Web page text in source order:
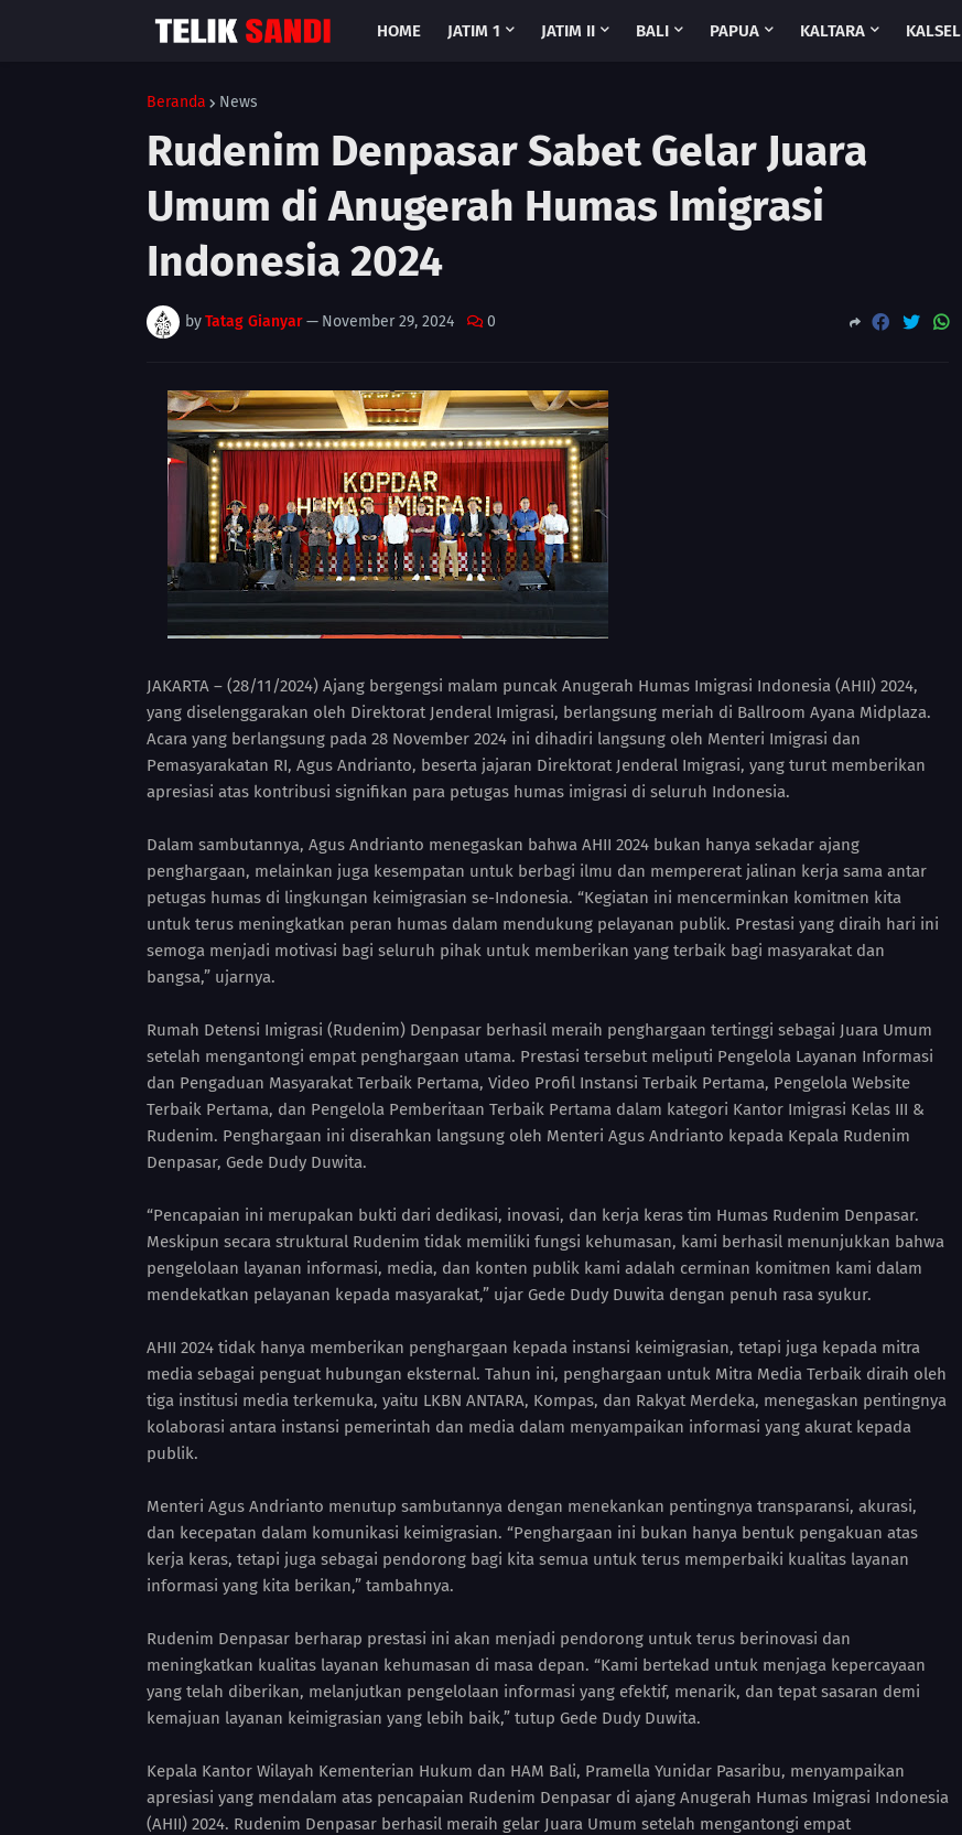
HOME JATIM 1 JATIM II BALI PAPUA KALTARA KALSEL
Beranda News
Rudenim Denpasar Sabet Gelar Juara
Umum di Anugerah Humas Imigrasi
Indonesia 2024
byTatag Gianyar— November 29, 2024 0
JAKARTA – (28/11/2024) Ajang bergengsi malam puncak Anugerah Humas Imigrasi Indonesia (AHII) 2024,
yang diselenggarakan oleh Direktorat Jenderal Imigrasi, berlangsung meriah di Ballroom Ayana Midplaza.
Acara yang berlangsung pada 28 November 2024 ini dihadiri langsung oleh Menteri Imigrasi dan
Pemasyarakatan RI, Agus Andrianto, beserta jajaran Direktorat Jenderal Imigrasi, yang turut memberikan
apresiasi atas kontribusi signifikan para petugas humas imigrasi di seluruh Indonesia.
Dalam sambutannya, Agus Andrianto menegaskan bahwa AHII 2024 bukan hanya sekadar ajang
penghargaan, melainkan juga kesempatan untuk berbagi ilmu dan mempererat jalinan kerja sama antar
petugas humas di lingkungan keimigrasian se-Indonesia. “Kegiatan ini mencerminkan komitmen kita
untuk terus meningkatkan peran humas dalam mendukung pelayanan publik. Prestasi yang diraih hari ini
semoga menjadi motivasi bagi seluruh pihak untuk memberikan yang terbaik bagi masyarakat dan
bangsa,” ujarnya.
Rumah Detensi Imigrasi (Rudenim) Denpasar berhasil meraih penghargaan tertinggi sebagai Juara Umum
setelah mengantongi empat penghargaan utama. Prestasi tersebut meliputi Pengelola Layanan Informasi
dan Pengaduan Masyarakat Terbaik Pertama, Video Profil Instansi Terbaik Pertama, Pengelola Website
Terbaik Pertama, dan Pengelola Pemberitaan Terbaik Pertama dalam kategori Kantor Imigrasi Kelas III &
Rudenim. Penghargaan ini diserahkan langsung oleh Menteri Agus Andrianto kepada Kepala Rudenim
Denpasar, Gede Dudy Duwita.
“Pencapaian ini merupakan bukti dari dedikasi, inovasi, dan kerja keras tim Humas Rudenim Denpasar.
Meskipun secara struktural Rudenim tidak memiliki fungsi kehumasan, kami berhasil menunjukkan bahwa
pengelolaan layanan informasi, media, dan konten publik kami adalah cerminan komitmen kami dalam
mendekatkan pelayanan kepada masyarakat,” ujar Gede Dudy Duwita dengan penuh rasa syukur.
AHII 2024 tidak hanya memberikan penghargaan kepada instansi keimigrasian, tetapi juga kepada mitra
media sebagai penguat hubungan eksternal. Tahun ini, penghargaan untuk Mitra Media Terbaik diraih oleh
tiga institusi media terkemuka, yaitu LKBN ANTARA, Kompas, dan Rakyat Merdeka, menegaskan pentingnya
kolaborasi antara instansi pemerintah dan media dalam menyampaikan informasi yang akurat kepada
publik.
Menteri Agus Andrianto menutup sambutannya dengan menekankan pentingnya transparansi, akurasi,
dan kecepatan dalam komunikasi keimigrasian. “Penghargaan ini bukan hanya bentuk pengakuan atas
kerja keras, tetapi juga sebagai pendorong bagi kita semua untuk terus memperbaiki kualitas layanan
informasi yang kita berikan,” tambahnya.
Rudenim Denpasar berharap prestasi ini akan menjadi pendorong untuk terus berinovasi dan
meningkatkan kualitas layanan kehumasan di masa depan. “Kami bertekad untuk menjaga kepercayaan
yang telah diberikan, melanjutkan pengelolaan informasi yang efektif, menarik, dan tepat sasaran demi
kemajuan layanan keimigrasian yang lebih baik,” tutup Gede Dudy Duwita.
Kepala Kantor Wilayah Kementerian Hukum dan HAM Bali, Pramella Yunidar Pasaribu, menyampaikan
apresiasi yang mendalam atas pencapaian Rudenim Denpasar di ajang Anugerah Humas Imigrasi Indonesia
(AHII) 2024. Rudenim Denpasar berhasil meraih gelar Juara Umum setelah mengantongi empat